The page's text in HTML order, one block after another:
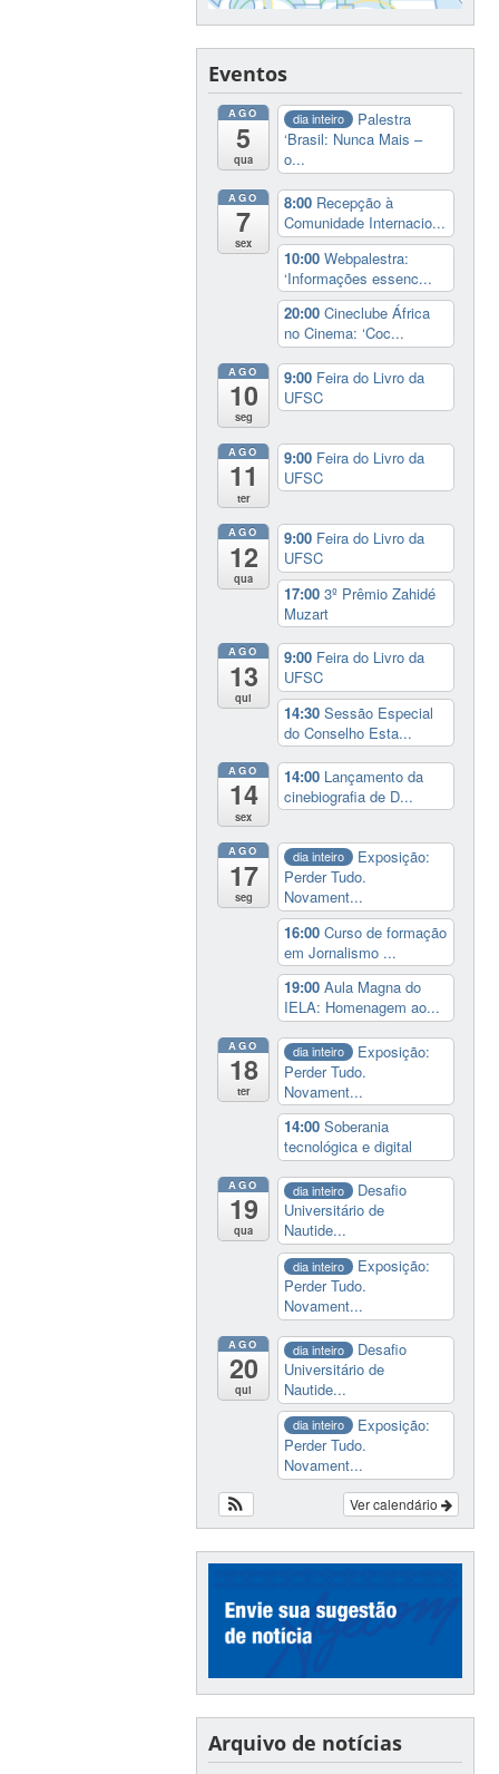
Eventos
AGO
5
qua
dia inteiro
Palestra
‘Brasil: Nunca Mais –
o...
AGO
7
sex
8:00 Recepção à
Comunidade Internacio...
10:00Webpalestra:
‘Informações essenc...
20:00Cineclube África
no Cinema: ‘Coc...
AGO
10
seg
9:00 Feira do Livro da
UFSC
AGO
11
ter
9:00 Feira do Livro da
UFSC
AGO
12
qua
9:00 Feira do Livro da
UFSC
17:003º Prêmio Zahidé
Muzart
AGO
13
qui
9:00 Feira do Livro da
UFSC
14:30Sessão Especial
do Conselho Esta...
AGO
14
sex
14:00 Lançamento da
cinebiografia de D...
AGO
17
seg
dia inteiro
Exposição:
Perder Tudo.
Novament...
16:00Curso de formação
em Jornalismo ...
19:00Aula Magna do
IELA: Homenagem ao...
AGO
18
ter
dia inteiro
Exposição:
Perder Tudo.
Novament...
14:00Soberania
tecnológica e digital
AGO
19
qua
dia inteiro
Desafio
Universitário de
Nautide...
dia inteiro
Exposição:
Perder Tudo.
Novament...
AGO
20
qui
dia inteiro
Desafio
Universitário de
Nautide...
dia inteiro
Exposição:
Perder Tudo.
Novament...
Ver calendário
Arquivo de notícias